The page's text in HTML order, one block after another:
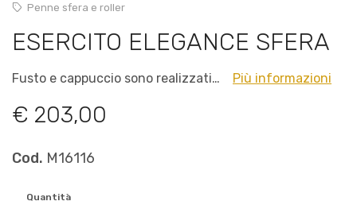
Penne sfera e roller
ESERCITO ELEGANCE SFERA
Fusto e cappuccio sono realizzati… Più informazioni
€ 203,00
Cod. M16116
Quantità